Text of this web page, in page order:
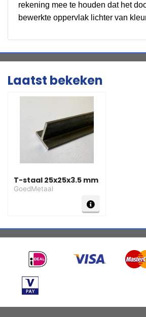
rekening mee te houden dat het
bewerkte oppervlak lichter van
Laatst bekeken
T-staal 25x25x3.5 mm
GoedMetaal